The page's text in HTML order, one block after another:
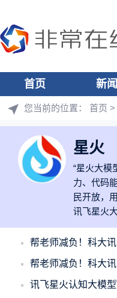
首页 新闻
您当前的位置： 首页 >
星火
“星火大模
力、代码
民开放，
讯飞星火
帮老师减负！科大
帮老师减负！科大
讯飞星火认知大模